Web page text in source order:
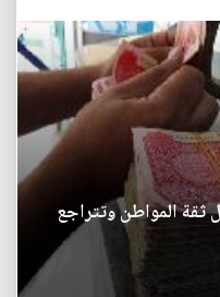
ثقة المواطن وتتراجع